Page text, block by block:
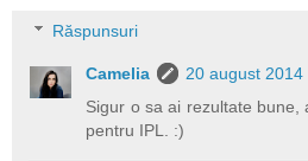
Răspunsuri
Camelia
20 august 2014
Sigur o sa ai rezultate bune,
pentru IPL. :)